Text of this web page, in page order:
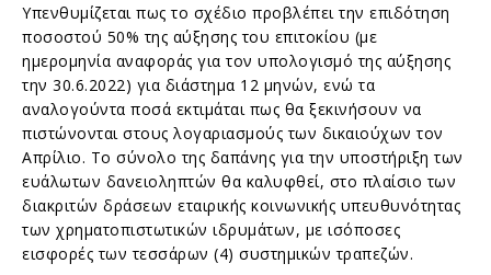
Υπενθυμίζεται πως το σχέδιο προβλέπει την επιδότηση
ποσοστού 50% της αύξησης του επιτοκίου (με
ημερομηνία αναφοράς για τον υπολογισμό της αύξησης
την 30.6.2022) για διάστημα 12 μηνών, ενώ τα
αναλογούντα ποσά εκτιμάται πως θα ξεκινήσουν να
πιστώνονται στους λογαριασμούς των δικαιούχων τον
Απρίλιο. Το σύνολο της δαπάνης για την υποστήριξη των
ευάλωτων δανειοληπτών θα καλυφθεί, στο πλαίσιο των
διακριτών δράσεων εταιρικής κοινωνικής υπευθυνότητας
των χρηματοπιστωτικών ιδρυμάτων, με ισόποσες
εισφορές των τεσσάρων (4) συστημικών τραπεζών.